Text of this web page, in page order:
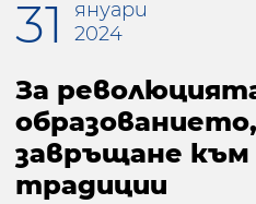
31
януари
2024
За
завръщане
традиции